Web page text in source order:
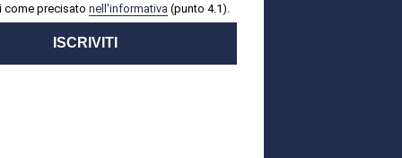
come precisato nell'informativa (punto 4.1).
ISCRIVITI